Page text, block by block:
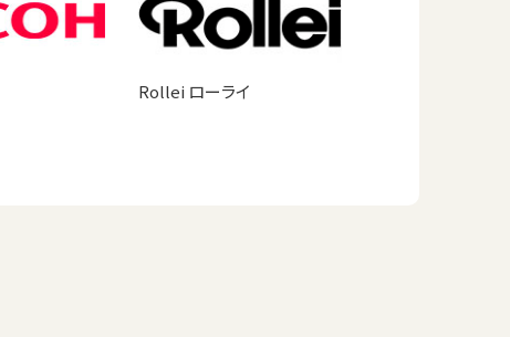
Rollei ローライ